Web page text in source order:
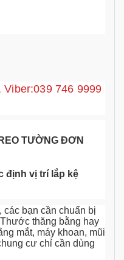
Viber:039 746 9999
TƯỜNG ĐƠN
định vị trí lắp kệ
bạn cần chuẩn bị
thăng bằng hay
mắt, máy khoan, mũi
cư chỉ cần dùng